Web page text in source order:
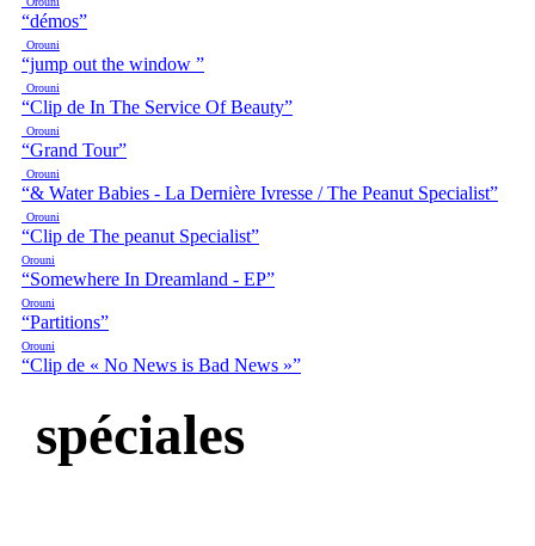
“démos”
Orouni
“jump out the window ”
Orouni
“Clip de In The Service Of Beauty”
Orouni
“Grand Tour”
Orouni
“& Water Babies - La Dernière Ivresse / The Peanut Specialist”
Orouni
“Clip de The peanut Specialist”
Orouni
“Somewhere In Dreamland - EP”
Orouni
“Partitions”
Orouni
“Clip de « No News is Bad News »”
spéciales